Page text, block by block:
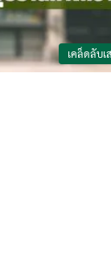
เคล็ดลับเ